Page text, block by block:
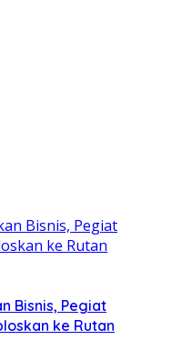
Bisnis, Pegiat
ke Rutan